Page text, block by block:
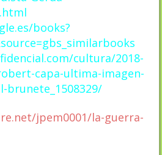
books?
cultura/2018-
capa-ultima-imagen-
jpem0001/la-guerra-